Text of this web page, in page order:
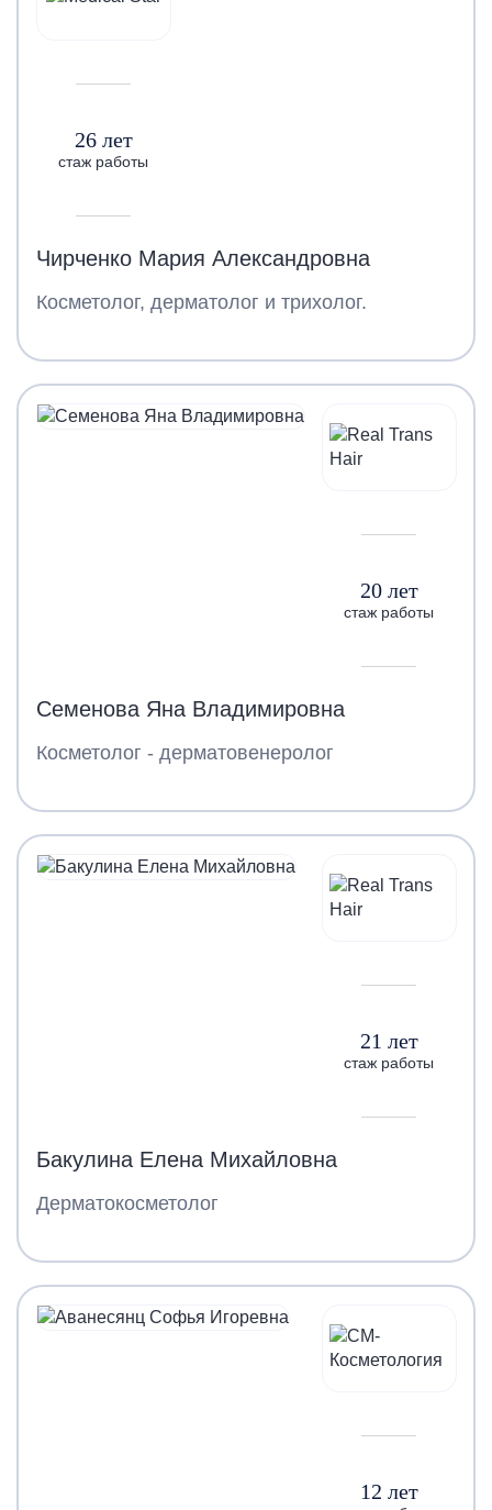
26 лет
стаж работы
Чирченко Мария Александровна
Косметолог, дерматолог и трихолог.
20 лет
стаж работы
Семенова Яна Владимировна
Косметолог - дерматовенеролог
21 лет
стаж работы
Бакулина Елена Михайловна
Дерматокосметолог
12 лет